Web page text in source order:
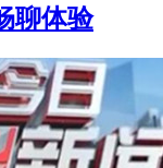
聊体验